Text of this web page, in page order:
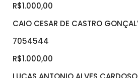
R$1.000,00
CAIO CESAR DE CASTRO
7054544
R$1.000,00